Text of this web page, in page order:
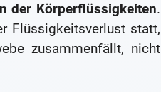
der Körperflüssigkeiten.
Flüssigkeitsverlust statt,
zusammenfällt, nicht